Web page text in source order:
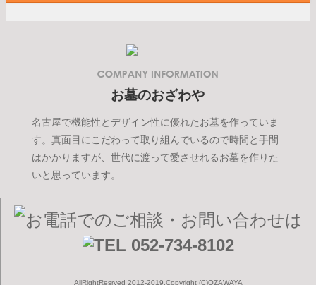
お墓のおざわや
名古屋で機能性とデザイン性に優れたお墓を作っていま
す。真面目にこだわって取り組んでいるので時間と手間
はかかりますが、世代に渡って愛させれるお墓を作りた
いと思っています。
AllRightResrved 2012-2019.Copyright (C)OZAWAYA